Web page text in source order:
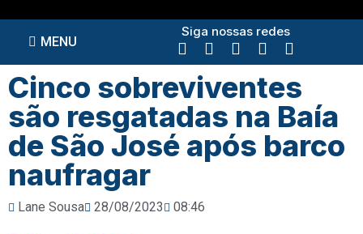
MENU
Siga nossas redes
Cinco sobreviventes
são resgatadas na Baía
de São José após barco
naufragar
Lane Sousa 28/08/2023 08:46